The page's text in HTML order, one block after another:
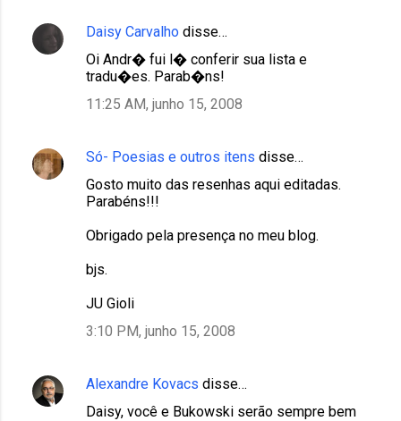
Daisy Carvalho disse…
Oi Andr� fui l� conferir sua lista e
tradu�es. Parab�ns!
11:25 AM, junho 15, 2008
Só- Poesias e outros itens disse…
Gosto muito das resenhas aqui editadas.
Parabéns!!!
Obrigado pela presença no meu blog.
bjs.
JU Gioli
3:10 PM, junho 15, 2008
Alexandre Kovacs disse…
Daisy, você e Bukowski serão sempre bem